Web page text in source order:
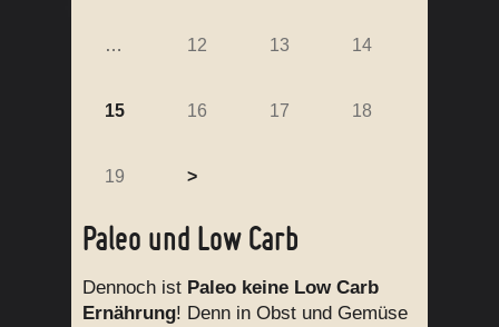
… 12 13 14
15 16 17 18
19 >
Paleo und Low Carb
Dennoch ist Paleo keine Low Carb
Ernährung! Denn in Obst und Gemüse